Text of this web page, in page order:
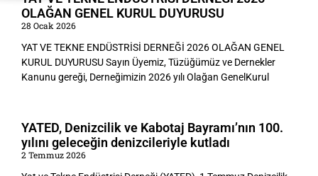
OLAĞAN GENEL KURUL DUYURUSU
28 Ocak 2026
YAT VE TEKNE ENDÜSTRİSİ DERNEĞİ 2026 OLAĞAN GENEL
KURUL DUYURUSU Sayın Üyemiz, Tüzüğümüz ve Dernekler
Kanunu gereği, Derneğimizin 2026 yılı Olağan GenelKurul
YATED, Denizcilik ve Kabotaj Bayramı’nın 100.
yılını geleceğin denizcileriyle kutladı
2 Temmuz 2026